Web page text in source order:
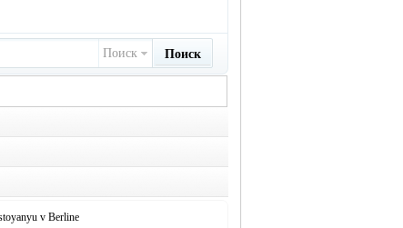
Поиск Поиск
v Berline